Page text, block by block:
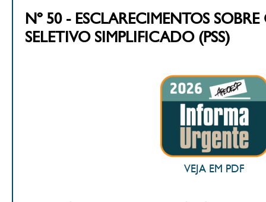
Nº 50 - ESCLARECIMENTOS SOBRE
SELETIVO SIMPLIFICADO (PSS)
VEJA EM PDF